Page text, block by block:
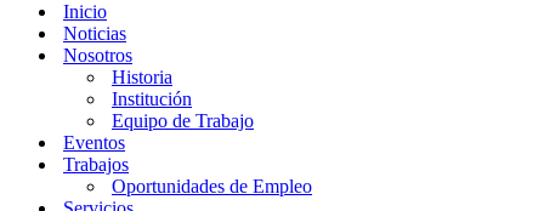
Inicio
Noticias
Nosotros
Historia
Institución
Equipo de Trabajo
Eventos
Trabajos
Oportunidades de Empleo